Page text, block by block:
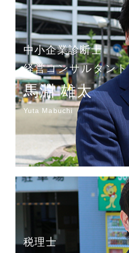
中小企業診断士
経営コンサルタント
馬淵 雄太
Yuta Mabuchi
税理士